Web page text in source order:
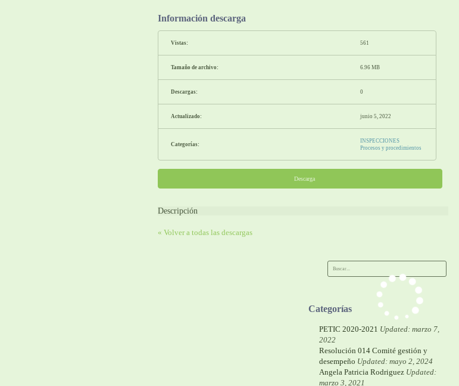
Información descarga
Vistas: 561
Tamaño de archivo: 6.96 MB
Descargas: 0
Actualizado: junio 5, 2022
Categorías:
INSPECCIONES
Procesos y procedimientos
Descarga
Descripción
« Volver a todas las descargas
Categorías
PETIC 2020-2021 Updated: marzo 7,
2022
Resolución 014 Comité gestión y
desempeño Updated: mayo 2, 2024
Angela Patricia Rodriguez Updated:
marzo 3, 2021